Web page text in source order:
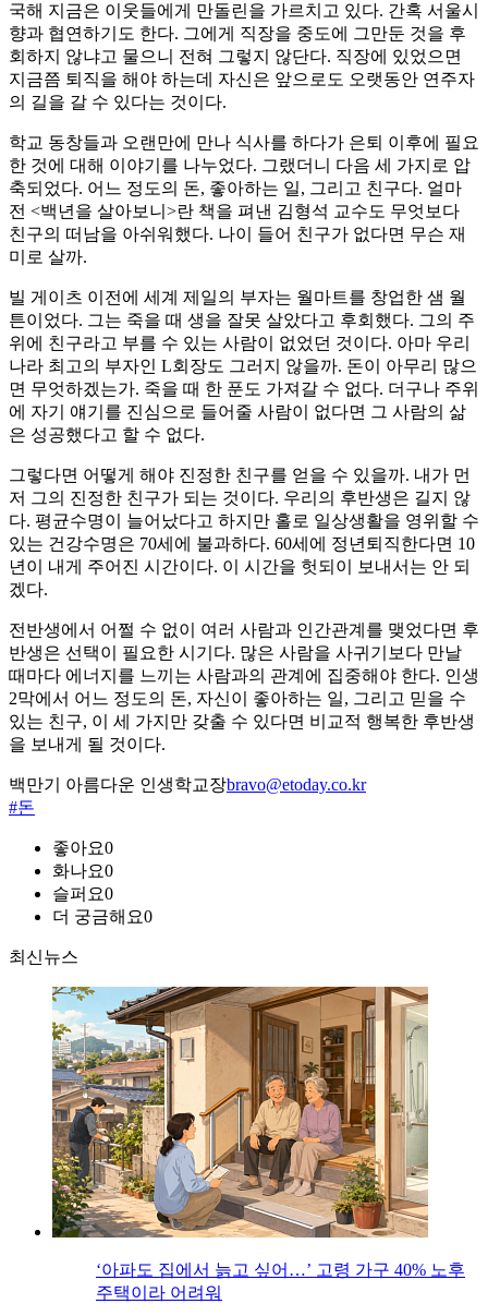
국해 지금은 이웃들에게 만돌린을 가르치고 있다. 간혹 서울시
향과 협연하기도 한다. 그에게 직장을 중도에 그만둔 것을 후
회하지 않냐고 물으니 전혀 그렇지 않단다. 직장에 있었으면
지금쯤 퇴직을 해야 하는데 자신은 앞으로도 오랫동안 연주자
의 길을 갈 수 있다는 것이다.
학교 동창들과 오랜만에 만나 식사를 하다가 은퇴 이후에 필요
한 것에 대해 이야기를 나누었다. 그랬더니 다음 세 가지로 압
축되었다. 어느 정도의 돈, 좋아하는 일, 그리고 친구다. 얼마
전 <백년을 살아보니>란 책을 펴낸 김형석 교수도 무엇보다
친구의 떠남을 아쉬워했다. 나이 들어 친구가 없다면 무슨 재
미로 살까.
빌 게이츠 이전에 세계 제일의 부자는 월마트를 창업한 샘 월
튼이었다. 그는 죽을 때 생을 잘못 살았다고 후회했다. 그의 주
위에 친구라고 부를 수 있는 사람이 없었던 것이다. 아마 우리
나라 최고의 부자인 L회장도 그러지 않을까. 돈이 아무리 많으
면 무엇하겠는가. 죽을 때 한 푼도 가져갈 수 없다. 더구나 주위
에 자기 얘기를 진심으로 들어줄 사람이 없다면 그 사람의 삶
은 성공했다고 할 수 없다.
그렇다면 어떻게 해야 진정한 친구를 얻을 수 있을까. 내가 먼
저 그의 진정한 친구가 되는 것이다. 우리의 후반생은 길지 않
다. 평균수명이 늘어났다고 하지만 홀로 일상생활을 영위할 수
있는 건강수명은 70세에 불과하다. 60세에 정년퇴직한다면 10
년이 내게 주어진 시간이다. 이 시간을 헛되이 보내서는 안 되
겠다.
전반생에서 어쩔 수 없이 여러 사람과 인간관계를 맺었다면 후
반생은 선택이 필요한 시기다. 많은 사람을 사귀기보다 만날
때마다 에너지를 느끼는 사람과의 관계에 집중해야 한다. 인생
2막에서 어느 정도의 돈, 자신이 좋아하는 일, 그리고 믿을 수
있는 친구, 이 세 가지만 갖출 수 있다면 비교적 행복한 후반생
을 보내게 될 것이다.
백만기 아름다운 인생학교장bravo@etoday.co.kr
#돈
좋아요0
화나요0
슬퍼요0
더 궁금해요0
최신뉴스
‘아파도 집에서 늙고 싶어…’ 고령 가구 40% 노후
주택이라 어려워